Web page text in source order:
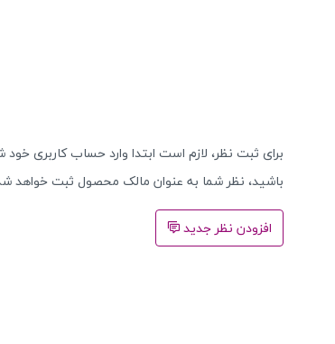
برای ثبت نظر، لازم است ابتدا وارد حساب کاربری خود
باشید، نظر شما به عنوان مالک محصول ثبت خواهد
افزودن نظر جدید